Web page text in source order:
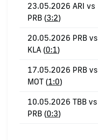
23.05.2026 ARI vs
PRB (3:2)
20.05.2026 PRB vs
KLA (0:1)
17.05.2026 PRB vs
MOT (1:0)
10.05.2026 TBB vs
PRB (0:3)